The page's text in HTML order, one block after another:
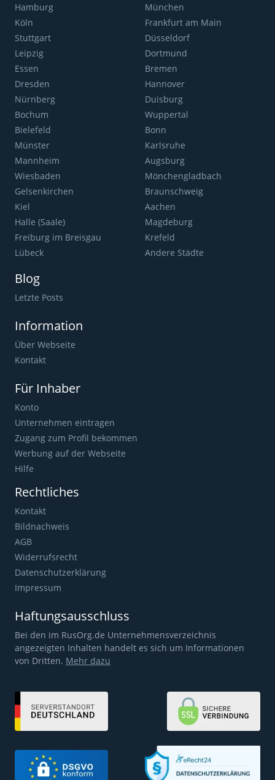
Hamburg
München
Köln
Frankfurt am Main
Stuttgart
Düsseldorf
Leipzig
Dortmund
Essen
Bremen
Dresden
Hannover
Nürnberg
Duisburg
Bochum
Wuppertal
Bielefeld
Bonn
Münster
Karlsruhe
Mannheim
Augsburg
Wiesbaden
Mönchengladbach
Gelsenkirchen
Braunschweig
Kiel
Aachen
Halle (Saale)
Magdeburg
Freiburg im Breisgau
Krefeld
Lübeck
Andere Städte
Blog
Letzte Posts
Information
Über Webseite
Kontakt
Für Inhaber
Konto
Unternehmen eintragen
Zugang zum Profil bekommen
Werbung auf der Webseite
Hilfe
Rechtliches
Kontakt
Bildnachweis
AGB
Widerrufsrecht
Datenschutzerklärung
Impressum
Haftungsausschluss
Bei den im RusOrg.de Unternehmensverzeichnis
angezeigten Inhalten handelt es sich um Informationen
von Dritten. Mehr dazu